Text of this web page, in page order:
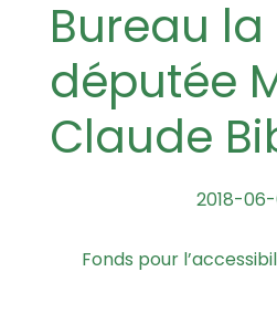
Bureau la
députée
Claude
2018-
Fonds pour